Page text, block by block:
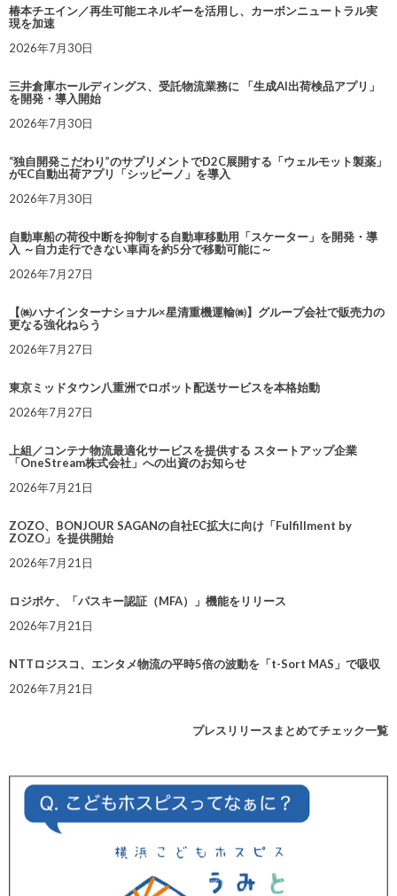
椿本チエイン／再生可能エネルギーを活用し、カーボンニュートラル実
現を加速
2026年7月30日
三井倉庫ホールディングス、受託物流業務に 「生成AI出荷検品アプリ」
を開発・導入開始
2026年7月30日
“独自開発こだわり”のサプリメントでD2C展開する「ウェルモット製薬」
がEC自動出荷アプリ「シッピーノ」を導入
2026年7月30日
自動車船の荷役中断を抑制する自動車移動用「スケーター」を開発・導
入 ～自力走行できない車両を約5分で移動可能に～
2026年7月27日
【㈱ハナインターナショナル×星清重機運輸㈱】グループ会社で販売力の
更なる強化ねらう
2026年7月27日
東京ミッドタウン八重洲でロボット配送サービスを本格始動
2026年7月27日
上組／コンテナ物流最適化サービスを提供する スタートアップ企業
「OneStream株式会社」への出資のお知らせ
2026年7月21日
ZOZO、BONJOUR SAGANの自社EC拡大に向け「Fulfillment by
ZOZO」を提供開始
2026年7月21日
ロジポケ、「パスキー認証（MFA）」機能をリリース
2026年7月21日
NTTロジスコ、エンタメ物流の平時5倍の波動を「t-Sort MAS」で吸収
2026年7月21日
プレスリリースまとめてチェック一覧